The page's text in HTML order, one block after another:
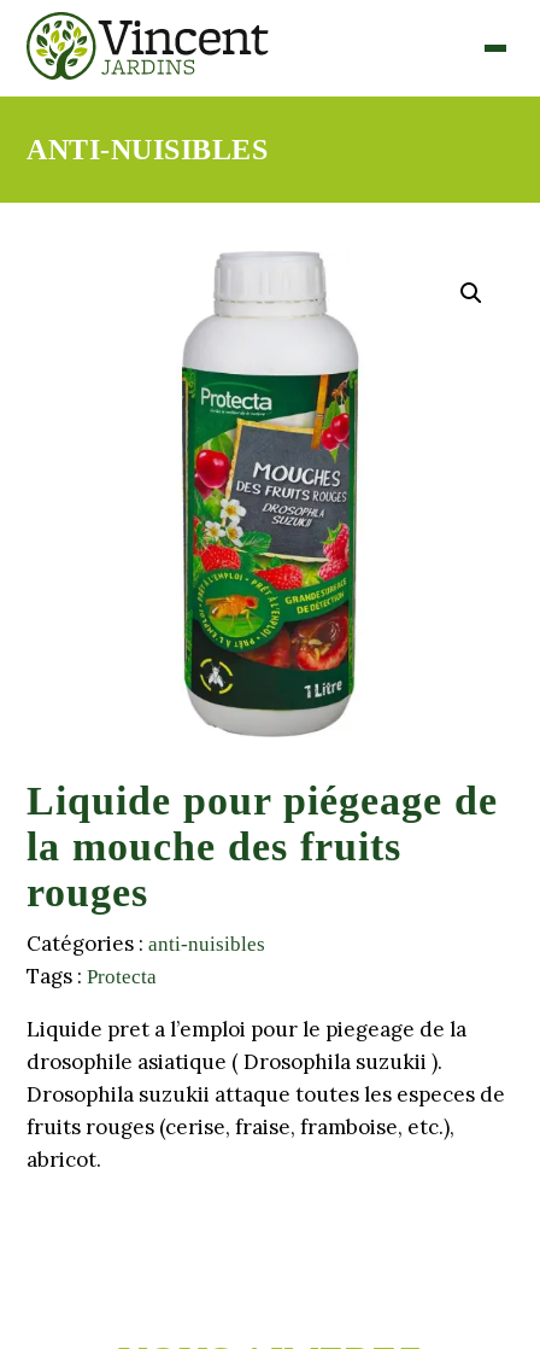
ANTI-NUISIBLES
Liquide pour piégeage de
la mouche des fruits
rouges
Catégories :anti-nuisibles
Tags :Protecta
Liquide pret a l’emploi pour le piegeage de la
drosophile asiatique ( Drosophila suzukii ).
Drosophila suzukii attaque toutes les especes de
fruits rouges (cerise, fraise, framboise, etc.),
abricot.